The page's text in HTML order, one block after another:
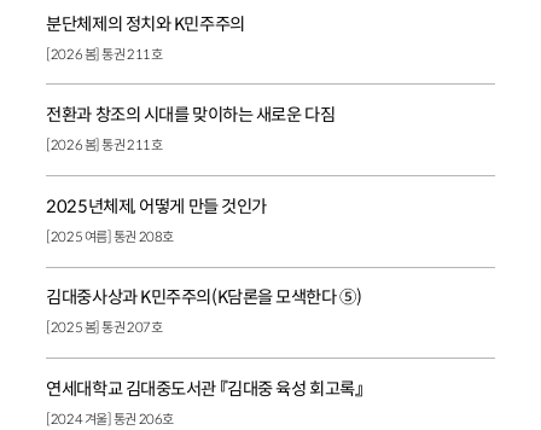
분단체제의 정치와 K민주주의
[2026 봄] 통권 211호
전환과 창조의 시대를 맞이하는 새로운 다짐
[2026 봄] 통권 211호
2025년체제, 어떻게 만들 것인가
[2025 여름] 통권 208호
김대중사상과 K민주주의(K담론을 모색한다 ⑤)
[2025 봄] 통권 207호
연세대학교 김대중도서관 『김대중 육성 회고록』
[2024 겨울] 통권 206호